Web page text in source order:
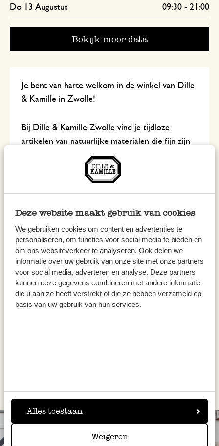
Deze website maakt gebruik van cookies
We gebruiken cookies om content en advertenties te
personaliseren, om functies voor social media te bieden en
om ons websiteverkeer te analyseren. Ook delen we
informatie over uw gebruik van onze site met onze partners
voor social media, adverteren en analyse. Deze partners
kunnen deze gegevens combineren met andere informatie
die u aan ze heeft verstrekt of die ze hebben verzameld op
basis van uw gebruik van hun services.
Alles toestaan
Weigeren
Do 13 Augustus 09:30 - 21:00
Bekijk meer data
Je bent van harte welkom in de winkel van Dille
& Kamille in Zwolle!
Bij Dille & Kamille Zwolle vind je tijdloze
artikelen van natuurlijke materialen die fijn zijn
om dagelijks te gebruiken én lang meegaan.
Kom bij ons langs om een
mooi tafelkleed
marseille zeepof voorhandig keukengerei.
Bij Dille & Kamille Zwolle vind je volop keuze
in:
Tafelkleden
Kaarsen
Rieten manden